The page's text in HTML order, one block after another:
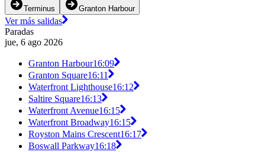
Terminus Granton Harbour
Ver más salidas
Paradas
jue, 6 ago 2026
Granton Harbour16:09
Granton Square16:11
Waterfront Lighthouse16:12
Saltire Square16:13
Waterfront Avenue16:15
Waterfront Broadway16:15
Royston Mains Crescent16:17
Boswall Parkway16:18